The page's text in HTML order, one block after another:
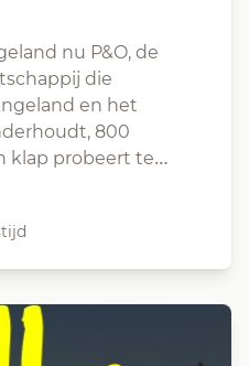
nu P&O, de
die
en het
800
klap probeert te…